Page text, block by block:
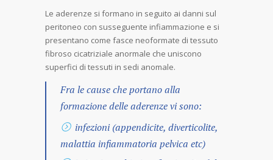
Le aderenze si formano in seguito ai danni sul
peritoneo con susseguente infiammazione e si
presentano come fasce neoformate di tessuto
fibroso cicatriziale anormale che uniscono
superfici di tessuti in sedi anomale.
Fra le cause che portano alla
formazione delle aderenze vi sono:
infezioni (appendicite, diverticolite,
malattia infiammatoria pelvica etc)